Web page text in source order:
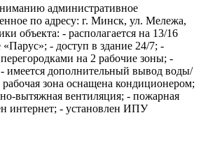
административное
по адресу: г. Минск, ул. Мележа,
объекта: - располагается на 13/16
«Парус»; - доступ в здание 24/7; -
на 2 рабочие зоны; -
имеется дополнительный вывод воды/
зона оснащена кондиционером;
вытяжная вентиляция; - пожарная
интернет; - установлен ИПУ